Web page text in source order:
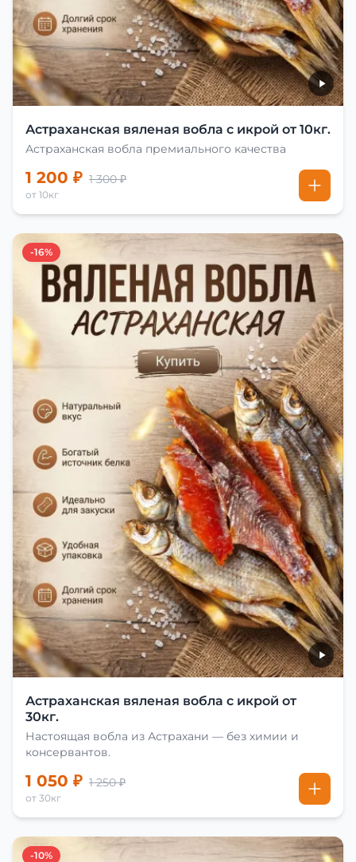
Астраханская вяленая вобла с икрой от 10кг.
Астраханская вобла премиального качества
1 200 ₽ 1 300 ₽
от 10кг
-16%
Астраханская вяленая вобла с икрой от
30кг.
Настоящая вобла из Астрахани — без химии и
консервантов.
1 050 ₽ 1 250 ₽
от 30кг
-10%